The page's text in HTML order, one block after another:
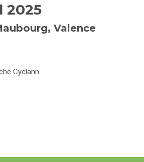
2025
Valence
Cyclann.